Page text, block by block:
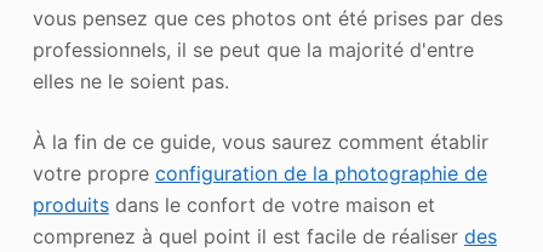
vous pensez que ces photos ont été prises par des
professionnels, il se peut que la majorité d'entre
elles ne le soient pas.
À la fin de ce guide, vous saurez comment établir
votre propre configuration de la photographie de
produitsdans le confort de votre maison et
comprenez à quel point il est facile de réaliser des